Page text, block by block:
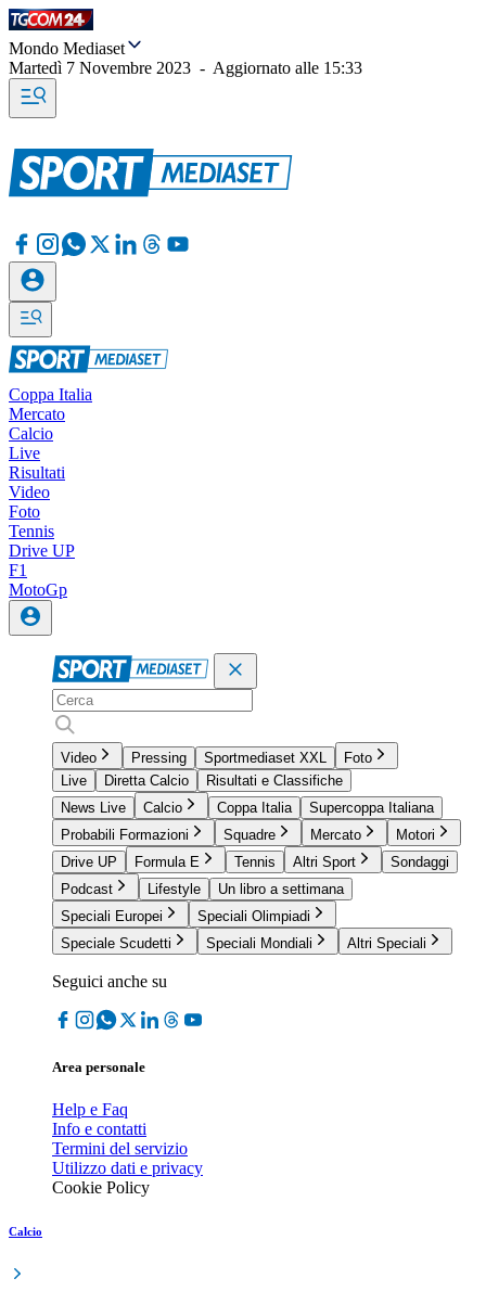
Mondo Mediaset
Martedì 7 Novembre 2023 - Aggiornato alle 15:33
Coppa Italia
Mercato
Calcio
Live
Risultati
Video
Foto
Tennis
Drive UP
F1
MotoGp
Video Pressing Sportmediaset XXL
Foto
Live
Diretta Calcio
Risultati e Classifiche
News Live
Calcio Coppa Italia
Supercoppa Italiana
Probabili Formazioni
Squadre Mercato
Motori
Drive UP
Formula E Tennis Altri Sport
Sondaggi
Podcast
Lifestyle
Un libro a settimana
Speciali Europei
Speciali Olimpiadi
Speciale Scudetti
Speciali Mondiali Altri Speciali
Seguici anche su
Area personale
Help e Faq
Info e contatti
Termini del servizio
Utilizzo dati e privacy
Cookie Policy
Calcio